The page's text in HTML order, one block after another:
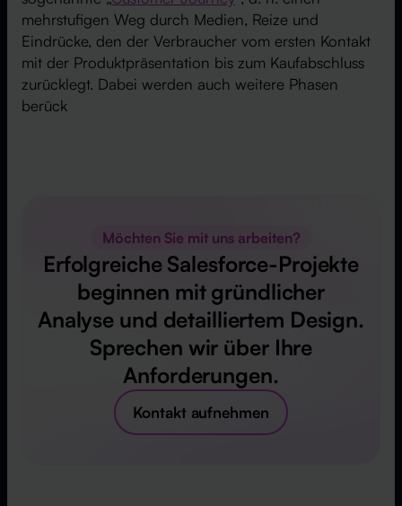
mehrstufigen Weg durch Medien, Reize und
Eindrücke, den der Verbraucher vom ersten Kontakt
mit der Produktpräsentation bis zum Kaufabschluss
zurücklegt. Dabei werden auch weitere Phasen
berück
Möchten Sie mit uns arbeiten?
Erfolgreiche Salesforce-Projekte
beginnen mit gründlicher
Analyse und detailliertem Design.
Sprechen wir über Ihre
Anforderungen.
Kontakt aufnehmen